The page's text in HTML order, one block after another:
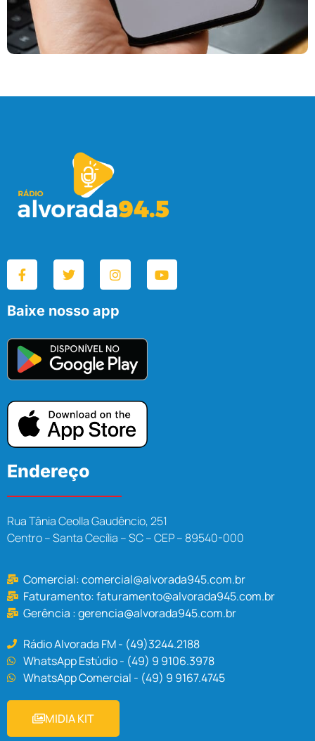
Baixe nosso app
Endereço
Rua Tânia Ceolla Gaudêncio, 251
Centro – Santa Cecília – SC – CEP – 89540-000
Comercial:comercial@alvorada945.com.br
Faturamento:faturamento@alvorada945.com.br
Gerência :gerencia@alvorada945.com.br
Rádio Alvorada FM - (49)3244.2188
WhatsApp Estúdio - (49) 9 9106.3978
WhatsApp Comercial - (49) 9 9167.4745
MIDIA KIT